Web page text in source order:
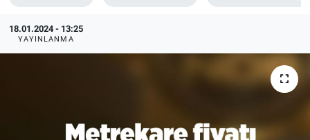
18.01.2024 - 13:25
YAYINLANMA
Dünya